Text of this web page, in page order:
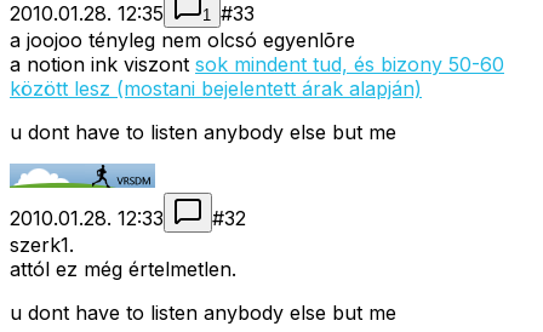
2010.01.28. 12:35 1 #33
a joojoo tényleg nem olcsó egyenlõre
a notion ink viszont sok mindent tud, és bizony 50-60
között lesz (mostani bejelentett árak alapján)
u dont have to listen anybody else but me
2010.01.28. 12:33 #32
szerk1.
attól ez még értelmetlen.
u dont have to listen anybody else but me